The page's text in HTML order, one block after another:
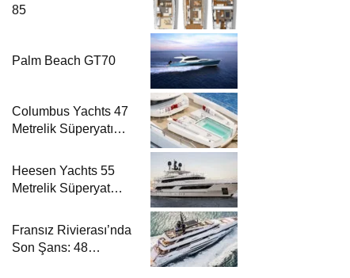
85
Palm Beach GT70
Columbus Yachts 47
Metrelik Süperyatı
Akdeniz’de Lüks Bir
Seyir
Heesen Yachts 55
Metrelik Süperyat
Charter Sezonu
Rezervasyonları
Başladı
Fransız Rivierası’nda
Son Şans: 48